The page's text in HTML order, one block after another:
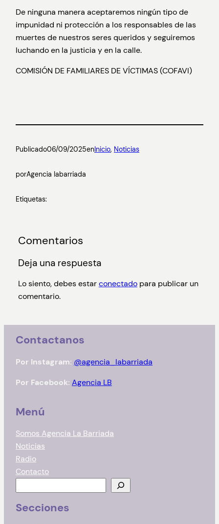
De ninguna manera aceptaremos ningún tipo de
impunidad ni protección a los responsables de las
muertes de nuestros seres queridos y seguiremos
luchando en la justicia y en la calle.
COMISIÓN DE FAMILIARES DE VÍCTIMAS (COFAVI)
Publicado06/09/2025en Inicio, Noticias
porAgencia labarriada
Etiquetas:
Comentarios
Deja una respuesta
Lo siento, debes estarconectadopara publicar un
comentario.
Contactanos
Por Instagram: @agencia_labarriada
Por Facebook: Agencia LB
Menú
Somos Agencia La Barriada
Noticias
Radio
Contacto
s
Secciones